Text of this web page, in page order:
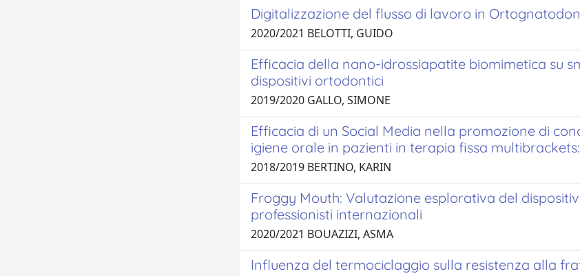
Digitalizzazione del flusso di lavoro in
2020/2021 BELOTTI, GUIDO
Efficacia della nano-idrossiapatite biomimetica su
dispositivi ortodontici
2019/2020 GALLO, SIMONE
Efficacia di un Social Media nella promozione di
igiene orale in pazienti in terapia fissa
2018/2019 BERTINO, KARIN
Froggy Mouth: Valutazione esplorativa del
professionisti internazionali
2020/2021 BOUAZIZI, ASMA
Influenza del termociclaggio sulla resistenza alla